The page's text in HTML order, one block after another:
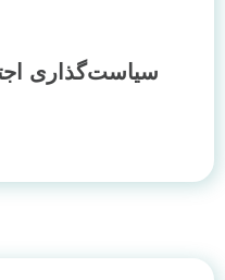
سیاست‌گذاری